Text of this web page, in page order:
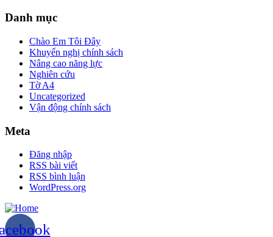
Danh mục
Chào Em Tôi Đây
Khuyến nghị chính sách
Nâng cao năng lực
Nghiên cứu
Tờ A4
Uncategorized
Vận động chính sách
Meta
Đăng nhập
RSS bài viết
RSS bình luận
WordPress.org